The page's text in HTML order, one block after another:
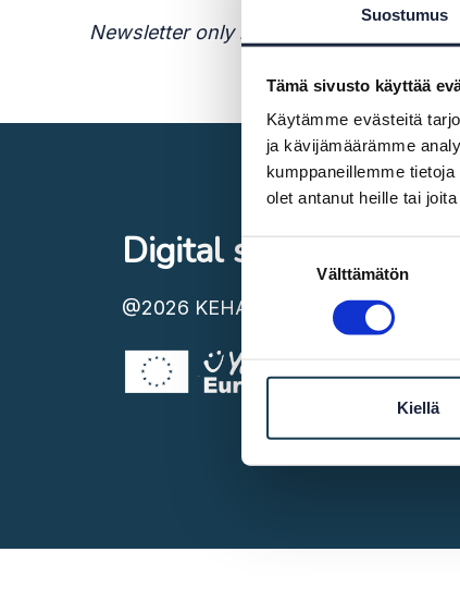
Suostumus
Tämä sivusto käyttää
Käytämme evästeitä
ja kävijämäärämme
kumppaneillemme
olet antanut heille tai
Suostumuksen
Välttämätön
Kiellä
Newsletter only in Finnish
Digital single market
@2026 KEHA Centre